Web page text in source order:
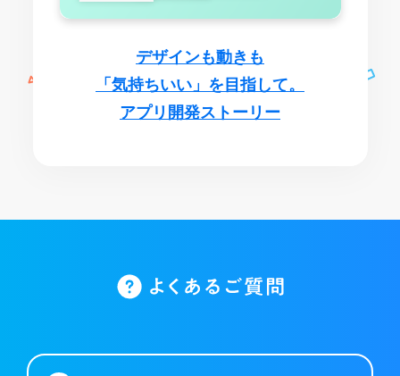
デザインも動きも
「気持ちいい」を目指して。
アプリ開発ストーリー